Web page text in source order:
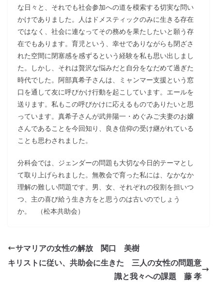
な日々と、それでも社会参加への道を模索する切実な問い
かけでありました。人はドメスティックのみに生きる存在
ではなく、社会に連なってその務めを果たしたいと願う存
在でもあります。育児という、幸せでありながらも閉ざさ
れた空間に閉塞感を感ずるという経験を私も思い出しまし
た。しかし、それは贅沢な悩みだと自分をなだめて過ぎた
時代でした。阿部真希子さんは、ミャンマー支援という窓
口を通して友に呼びかけ行動を起こしています。エールを
送ります。私もこの呼びかけに応えるものでありたいと思
っています。真希子さんが武井陽一・めぐみご夫妻のお嬢
さんであることを今回知り、良き信仰の受け継がれている
ことも思わされました。
分科会では、ジェンダーの問題も大切な今日的テーマとし
て取り上げられました。無教会で育った私には、なかなか
理解の難しい問題です。男、女、それぞれの役割を担いつ
つ、主の喜び給う生き方をと思うのは古いのでしょう
か。 （松本共助会）
サマリアの女性の解放 関口 美樹
キリストに従い、共助会に生きた 三人の女性の問題意
識と我々への課題 藤 孝